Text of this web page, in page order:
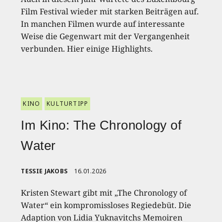
Film Festival wieder mit starken Beiträgen auf.
In manchen Filmen wurde auf interessante
Weise die Gegenwart mit der Vergangenheit
verbunden. Hier einige Highlights.
KINO KULTURTIPP
Im Kino: The Chronology of
Water
TESSIE JAKOBS 16.01.2026
Kristen Stewart gibt mit „The Chronology of
Water“ ein kompromissloses Regiedebüt. Die
Adaption von Lidia Yuknavitchs Memoiren